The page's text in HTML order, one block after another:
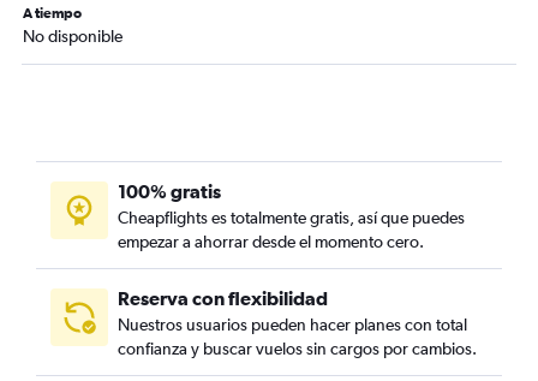
A tiempo
No disponible
100% gratis
Cheapflights es totalmente gratis, así que puedes
empezar a ahorrar desde el momento cero.
Reserva con flexibilidad
Nuestros usuarios pueden hacer planes con total
confianza y buscar vuelos sin cargos por cambios.